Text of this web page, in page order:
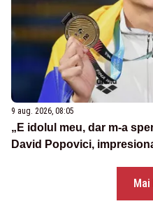
9 aug. 2026, 08:05
„E idolul meu, dar m-a
David Popovici,